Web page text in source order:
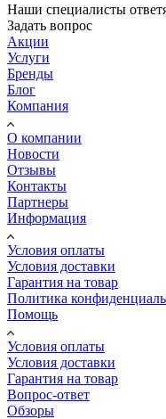
Наши специалисты
Задать вопрос
Акции
Услуги
Бренды
Блог
Компания
О компании
Новости
Отзывы
Контакты
Партнеры
Информация
Условия оплаты
Условия доставки
Гарантия на товар
Политика
Помощь
Условия оплаты
Условия доставки
Гарантия на товар
Вопрос-ответ
Обзоры